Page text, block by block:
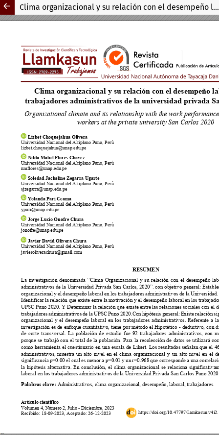
Clima organizacional y su relación con el desempeño laboral de los trabajadores administrativos de la universidad privada San Carlos 2020